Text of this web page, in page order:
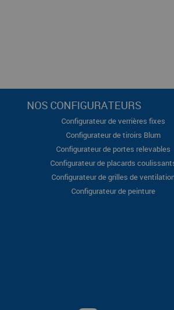
NOS CONFIGURATEURS
Configurateur de verrières fixes
Configurateur de tiroirs Blum
Configurateur de portes relevables
Configurateur de placards
Configurateur de grilles de
Configurateur de peinture